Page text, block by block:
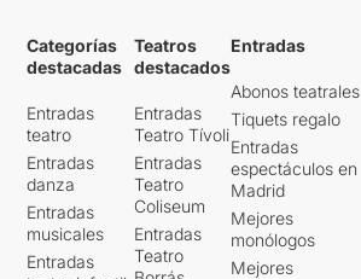
Categorías
destacadas
Entradas
teatro
Entradas
danza
Entradas
musicales
Entradas
Teatros
destacados
Entradas
Teatro Tívoli
Entradas
Teatro
Coliseum
Entradas
Teatro
Entradas
Abonos teatrales
Tiquets regalo
Entradas
espectáculos en
Madrid
Mejores
monólogos
Mejores